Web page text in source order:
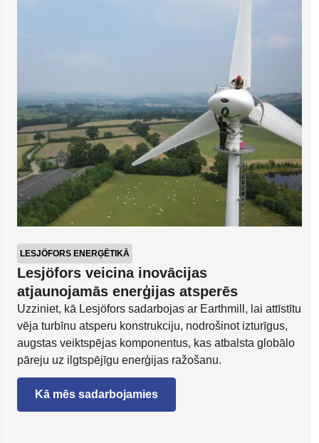
LESJÖFORS ENERĢĒTIKĀ
Lesjöfors veicina inovācijas
atjaunojamās enerģijas atsperēs
Uzziniet, kā Lesjöfors sadarbojas ar Earthmill, lai attīstītu
vēja turbīnu atsperu konstrukciju, nodrošinot izturīgus,
augstas veiktspējas komponentus, kas atbalsta globālo
pāreju uz ilgtspējīgu enerģijas ražošanu.
Kā mēs sadarbojamies